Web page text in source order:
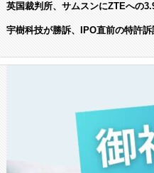
英国裁判所、サムスンにZTEへの
宇樹科技が勝訴、IPO直前の特許訴